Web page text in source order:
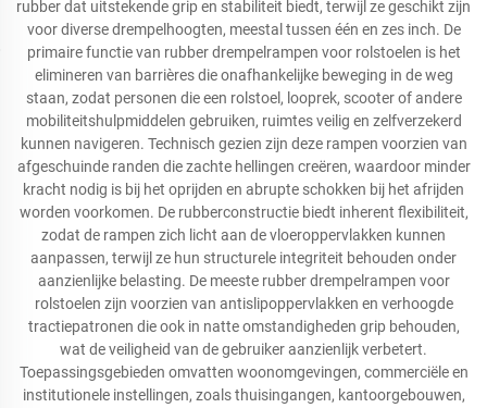
rubber dat uitstekende grip en stabiliteit biedt, terwijl ze geschikt zijn
voor diverse drempelhoogten, meestal tussen één en zes inch. De
primaire functie van rubber drempelrampen voor rolstoelen is het
elimineren van barrières die onafhankelijke beweging in de weg
staan, zodat personen die een rolstoel, looprek, scooter of andere
mobiliteitshulpmiddelen gebruiken, ruimtes veilig en zelfverzekerd
kunnen navigeren. Technisch gezien zijn deze rampen voorzien van
afgeschuinde randen die zachte hellingen creëren, waardoor minder
kracht nodig is bij het oprijden en abrupte schokken bij het afrijden
worden voorkomen. De rubberconstructie biedt inherent flexibiliteit,
zodat de rampen zich licht aan de vloeroppervlakken kunnen
aanpassen, terwijl ze hun structurele integriteit behouden onder
aanzienlijke belasting. De meeste rubber drempelrampen voor
rolstoelen zijn voorzien van antislipoppervlakken en verhoogde
tractiepatronen die ook in natte omstandigheden grip behouden,
wat de veiligheid van de gebruiker aanzienlijk verbetert.
Toepassingsgebieden omvatten woonomgevingen, commerciële en
institutionele instellingen, zoals thuisingangen, kantoorgebouwen,